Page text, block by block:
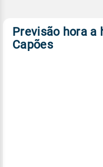
Previsão hora a
Capões